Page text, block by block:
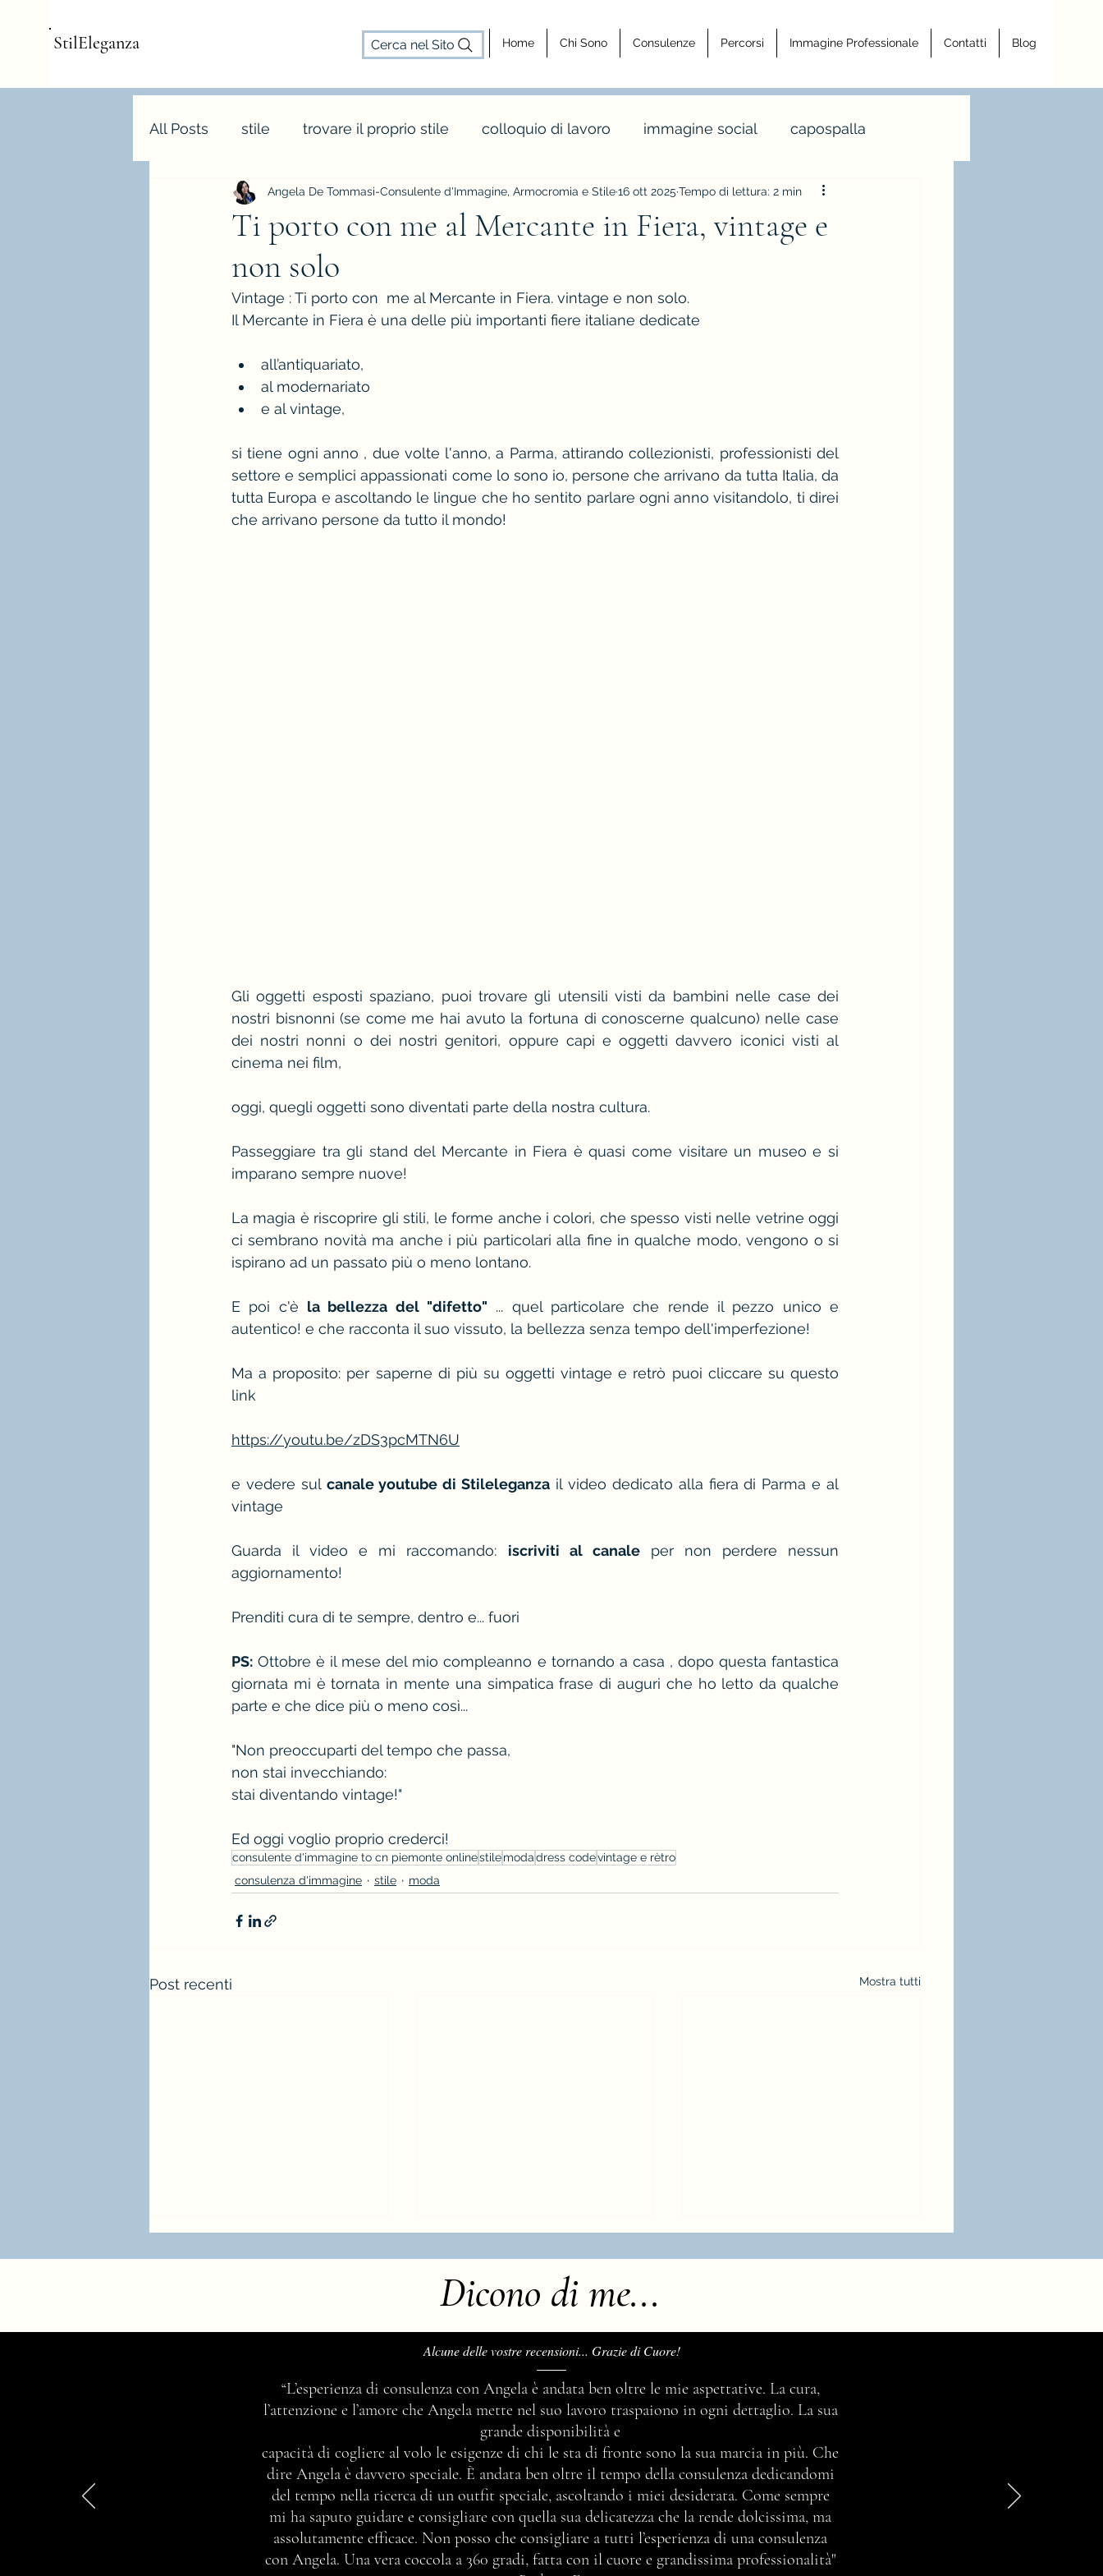
StilEleganza Cerca nel Sito Home Chi Sono Consulenze Percorsi Immagine Professionale Contatti Blog
All Posts stile trovare il proprio stile colloquio di lavoro immagine social capospalla
consulenza d'immagine cosa fa un consulente d'immagine consulenza armocromia
armocromia forme body shapes
stagione e palette autunno colori e abbinamenti di colore vintage e rètro
stagione e palette estate
immagine professionale come vestirsi a una cena aziendale
mindfulness e consulenza d'immagine
Ti porto con me al Mercante in Fiera, vintage e
non solo
Angela De Tommasi-Consulente d'Immagine, Armocromia e Stile16 ott 2025 Tempo di lettura: 2 min
Vintage : Ti porto con  me al Mercante in Fiera. vintage e non solo.
Il Mercante in Fiera è una delle più importanti fiere italiane dedicate
all’antiquariato,
al modernariato
e al vintage,
si tiene ogni anno , due volte l'anno, a Parma, attirando collezionisti, professionisti del
settore e semplici appassionati come lo sono io, persone che arrivano da tutta Italia, da
tutta Europa e ascoltando le lingue che ho sentito parlare ogni anno visitandolo, ti direi
che arrivano persone da tutto il mondo!
Gli oggetti esposti spaziano, puoi trovare gli utensili visti da bambini nelle case dei
nostri bisnonni (se come me hai avuto la fortuna di conoscerne qualcuno) nelle case
dei nostri nonni o dei nostri genitori, oppure capi e oggetti davvero iconici visti al
cinema nei film,
oggi, quegli oggetti sono diventati parte della nostra cultura.
Passeggiare tra gli stand del Mercante in Fiera è quasi come visitare un museo e si
imparano sempre nuove!
La magia è riscoprire gli stili, le forme anche i colori, che spesso visti nelle vetrine oggi
ci sembrano novità ma anche i più particolari alla fine in qualche modo, vengono o si
ispirano ad un passato più o meno lontano.
E poi c'è la bellezza del "difetto" ... quel particolare che rende il pezzo unico e
autentico! e che racconta il suo vissuto, la bellezza senza tempo dell'imperfezione!
Ma a proposito: per saperne di più su oggetti vintage e retrò puoi cliccare su questo
link
https://youtu.be/zDS3pcMTN6U
e vedere sul canale youtube di Stileleganza il video dedicato alla fiera di Parma e al
vintage
Guarda il video e mi raccomando: iscriviti al canale per non perdere nessun
aggiornamento!
Prenditi cura di te sempre, dentro e... fuori
PS: Ottobre è il mese del mio compleanno e tornando a casa , dopo questa fantastica
giornata mi è tornata in mente una simpatica frase di auguri che ho letto da qualche
parte e che dice più o meno così...
"Non preoccuparti del tempo che passa,
non stai invecchiando:
stai diventando vintage!"
Ed oggi voglio proprio crederci!
consulente d'immagine to cn piemonte onlinestilemodadress codevintage e rètro
consulenza d'immagine
stile moda
Post recenti Mostra tutti
personale 5 consigli per te (Più un
consiglio bonus fondamentale!)
abbigliamento, di arredamento e
così via... ma come nasce questa
Dicono di me...
Alcune delle vostre recensioni... Grazie di Cuore!
“L’esperienza di consulenza con Angela è andata ben oltre le mie aspettative. La cura,
l’attenzione e l’amore che Angela mette nel suo lavoro traspaiono in ogni dettaglio. La sua
grande disponibilità e
capacità di cogliere al volo le esigenze di chi le sta di fronte sono la sua marcia in più. Che
dire Angela è davvero speciale. È andata ben oltre il tempo della consulenza dedicandomi
del tempo nella ricerca di un outfit speciale, ascoltando i miei desiderata. Come sempre
mi ha saputo guidare e consigliare con quella sua delicatezza che la rende dolcissima, ma
assolutamente efficace. Non posso che consigliare a tutti l’esperienza di una consulenza
con Angela. Una vera coccola a 360 gradi, fatta con il cuore e grandissima professionalità"